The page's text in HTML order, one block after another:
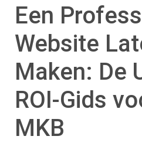
Een
Website
Maken: De
ROI-Gids
MKB